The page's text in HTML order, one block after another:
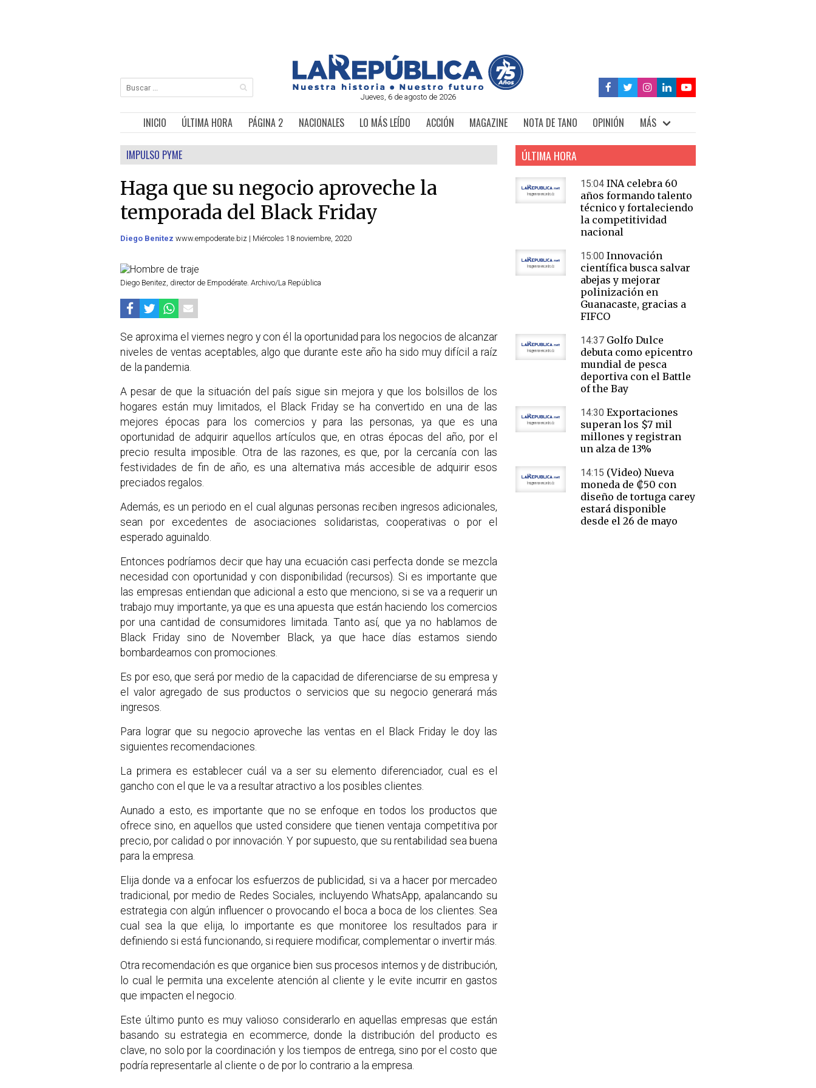
Jueves, 6 de agosto de 2026
INICIO ÚLTIMA HORA PÁGINA 2 NACIONALES LO MÁS LEÍDO ACCIÓN MAGAZINE NOTA DE TANO OPINIÓN MÁS
IMPULSO PYME
Haga que su negocio aproveche la
temporada del Black Friday
Diego Benitez www.empoderate.biz | Miércoles 18 noviembre, 2020
Diego Benitez, director de Empodérate. Archivo/La República
Se aproxima el viernes negro y con él la oportunidad para los negocios de alcanzar
niveles de ventas aceptables, algo que durante este año ha sido muy difícil a raíz
de la pandemia.
A pesar de que la situación del país sigue sin mejora y que los bolsillos de los
hogares están muy limitados, el Black Friday se ha convertido en una de las
mejores épocas para los comercios y para las personas, ya que es una
oportunidad de adquirir aquellos artículos que, en otras épocas del año, por el
precio resulta imposible. Otra de las razones, es que, por la cercanía con las
festividades de fin de año, es una alternativa más accesible de adquirir esos
preciados regalos.
Además, es un periodo en el cual algunas personas reciben ingresos adicionales,
sean por excedentes de asociaciones solidaristas, cooperativas o por el
esperado aguinaldo.
Entonces podríamos decir que hay una ecuación casi perfecta donde se mezcla
necesidad con oportunidad y con disponibilidad (recursos). Si es importante que
las empresas entiendan que adicional a esto que menciono, si se va a requerir un
trabajo muy importante, ya que es una apuesta que están haciendo los comercios
por una cantidad de consumidores limitada. Tanto así, que ya no hablamos de
Black Friday sino de November Black, ya que hace días estamos siendo
bombardearnos con promociones.
Es por eso, que será por medio de la capacidad de diferenciarse de su empresa y
el valor agregado de sus productos o servicios que su negocio generará más
ingresos.
Para lograr que su negocio aproveche las ventas en el Black Friday le doy las
siguientes recomendaciones.
La primera es establecer cuál va a ser su elemento diferenciador, cual es el
gancho con el que le va a resultar atractivo a los posibles clientes.
Aunado a esto, es importante que no se enfoque en todos los productos que
ofrece sino, en aquellos que usted considere que tienen ventaja competitiva por
precio, por calidad o por innovación. Y por supuesto, que su rentabilidad sea buena
para la empresa.
Elija donde va a enfocar los esfuerzos de publicidad, si va a hacer por mercadeo
tradicional, por medio de Redes Sociales, incluyendo WhatsApp, apalancando su
estrategia con algún influencer o provocando el boca a boca de los clientes. Sea
cual sea la que elija, lo importante es que monitoree los resultados para ir
definiendo si está funcionando, si requiere modificar, complementar o invertir más.
Otra recomendación es que organice bien sus procesos internos y de distribución,
lo cual le permita una excelente atención al cliente y le evite incurrir en gastos
que impacten el negocio.
Este último punto es muy valioso considerarlo en aquellas empresas que están
basando su estrategia en ecommerce, donde la distribución del producto es
clave, no solo por la coordinación y los tiempos de entrega, sino por el costo que
podría representarle al cliente o de por lo contrario a la empresa.
ÚLTIMA HORA
15:04 INA celebra 60
años formando talento
técnico y fortaleciendo
la competitividad
nacional
15:00 Innovación
científica busca salvar
abejas y mejorar
polinización en
Guanacaste, gracias a
FIFCO
14:37 Golfo Dulce
debuta como epicentro
mundial de pesca
deportiva con el Battle
of the Bay
14:30 Exportaciones
superan los $7 mil
millones y registran
un alza de 13%
14:15 (Video) Nueva
moneda de ₡50 con
diseño de tortuga carey
estará disponible
desde el 26 de mayo